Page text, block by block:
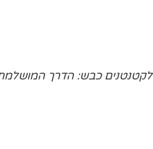
כבש: הדרך